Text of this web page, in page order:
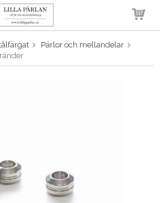
har blivit tillagd i
varukorgen
Pärlor och mellandelar